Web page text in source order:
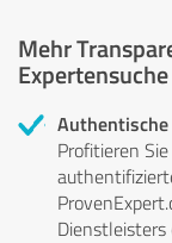
Mehr
Expertensuche
Profitieren